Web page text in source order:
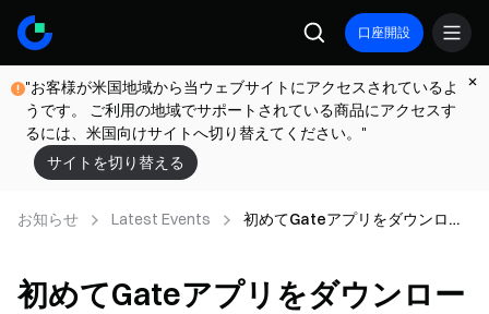
口座開設
"お客様が米国地域から当ウェブサイトにアクセスされているよ
うです。 ご利用の地域でサポートされている商品にアクセスす
るには、米国向けサイトへ切り替えてください。"
サイトを切り替える
お知らせ Latest Events
初めてGateアプリをダウンロー
う
初めてGateアプリをダウンロー